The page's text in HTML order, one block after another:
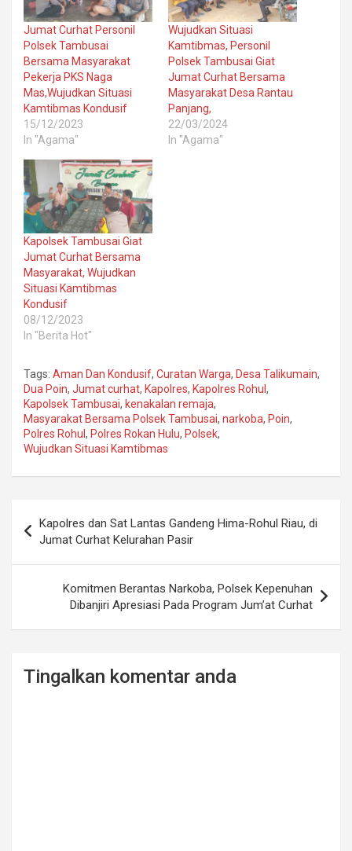
Jumat Curhat Personil
Polsek Tambusai
Bersama Masyarakat
Pekerja PKS Naga
Mas,Wujudkan Situasi
Kamtibmas Kondusif
15/12/2023
In "Agama"
Wujudkan Situasi
Kamtibmas, Personil
Polsek Tambusai Giat
Jumat Curhat Bersama
Masyarakat Desa Rantau
Panjang,
22/03/2024
In "Agama"
Kapolsek Tambusai Giat
Jumat Curhat Bersama
Masyarakat, Wujudkan
Situasi Kamtibmas
Kondusif
08/12/2023
In "Berita Hot"
Tags: Aman Dan Kondusif, Curatan Warga, Desa Talikumain,
Dua Poin, Jumat curhat, Kapolres, Kapolres Rohul ,
Kapolsek Tambusai, kenakalan remaja,
Masyarakat Bersama Polsek Tambusai, narkoba, Poin,
Polres Rohul , Polres Rokan Hulu, Polsek,
Wujudkan Situasi Kamtibmas
navigation
Kapolres dan Sat Lantas Gandeng Hima-Rohul Riau, di
Jumat Curhat Kelurahan Pasir
Komitmen Berantas Narkoba, Polsek Kepenuhan
Dibanjiri Apresiasi Pada Program Jum’at Curhat
Tingalkan komentar anda